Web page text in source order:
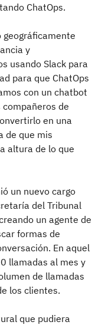
ChatOps.
geográficamente
y
usando Slack para
para que ChatOps
con un chatbot
de
en una
de que mis
altura de lo que
un nuevo cargo
del Tribunal
un agente de
formas de
En aquel
llamadas al mes y
de llamadas
los clientes.
que pudiera